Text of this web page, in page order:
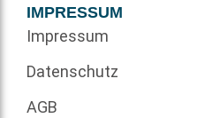
IMPRESSUM
Impressum
Datenschutz
AGB